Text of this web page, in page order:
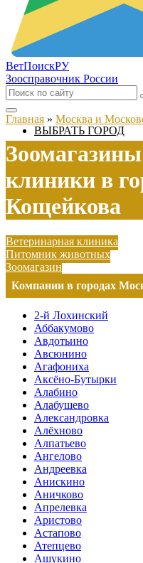
ВетПоискРУ
Зоосправочник России
ВЫБРАТЬ ГОРОД
Главная » Москва и
клиники в
Кощейкова
Ветеринарная клиника
Питомник животных
Зоомагазин
Компании в городах
2-й Лохинский
Аббакумово
Авдотьино
Авсюнино
Агафониха
Аксёно-Бутырки
Алабино
Алабушево
Александровка
Алёхново
Алпатьево
Ангелово
Андреевка
Анискино
Аничково
Апрелевка
Аристово
Астапово
Атепцево
Ашукино